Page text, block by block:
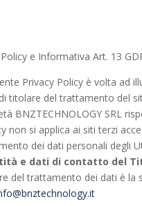
e Informativa Art. 13
Privacy Policy è volta ad
titolare del trattamento del
BNZTECHNOLOGY SRL
non si applica ai siti terzi
dei dati personali degli
e dati di contatto del
del trattamento dei dati è la